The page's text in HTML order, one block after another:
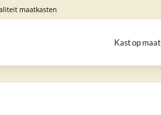
maatkasten
Kast op maat